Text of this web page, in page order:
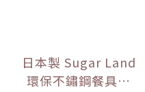
日本製 Sugar Land
環保不鏽鋼餐具組